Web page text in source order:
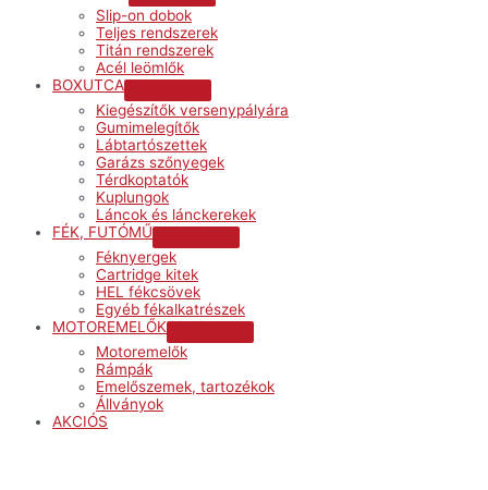
Toggle
Slip-on dobok
Teljes rendszerek
Titán rendszerek
Acél leömlők
BOXUTCA
Toggle
Kiegészítők versenypályára
Gumimelegítők
Lábtartószettek
Garázs szőnyegek
Térdkoptatók
Kuplungok
Láncok és lánckerekek
FÉK, FUTÓMŰ
Féknyergek
Cartridge kitek
HEL fékcsövek
Egyéb fékalkatrészek
MOTOREMELŐK
Motoremelők
Rámpák
Emelőszemek, tartozékok
Állványok
AKCIÓS